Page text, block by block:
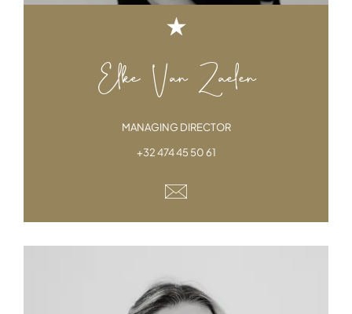
Elke Van Zaelen
MANAGING DIRECTOR
+32 474 45 50 61